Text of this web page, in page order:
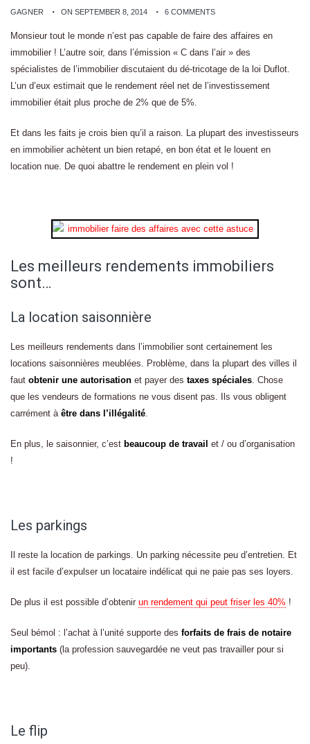
GAGNER ON SEPTEMBER 8, 2014 6 COMMENTS
Monsieur tout le monde n’est pas capable de faire des affaires en
immobilier ! L’autre soir, dans l’émission « C dans l’air » des
spécialistes de l’immobilier discutaient du dé-tricotage de la loi Duflot.
L’un d’eux estimait que le rendement réel net de l’investissement
immobilier était plus proche de 2% que de 5%.
Et dans les faits je crois bien qu’il a raison. La plupart des investisseurs
en immobilier achètent un bien retapé, en bon état et le louent en
location nue. De quoi abattre le rendement en plein vol !
Les meilleurs rendements immobiliers
sont…
La location saisonnière
Les meilleurs rendements dans l’immobilier sont certainement les
locations saisonnières meublées. Problème, dans la plupart des villes il
faut obtenir une autorisation et payer des taxes spéciales. Chose
que les vendeurs de formations ne vous disent pas. Ils vous obligent
carrément à être dans l’illégalité.
En plus, le saisonnier, c’est beaucoup de travail et / ou d’organisation
!
Les parkings
Il reste la location de parkings. Un parking nécessite peu d’entretien. Et
il est facile d’expulser un locataire indélicat qui ne paie pas ses loyers.
De plus il est possible d’obtenir un rendement qui peut friser les 40% !
Seul bémol : l’achat à l’unité supporte des forfaits de frais de notaire
importants (la profession sauvegardée ne veut pas travailler pour si
peu).
Le flip